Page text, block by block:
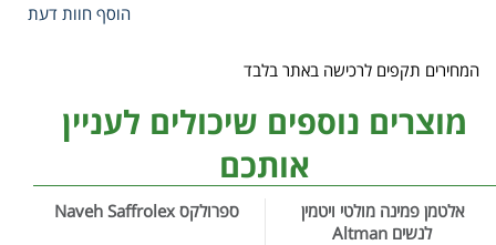
הוסף חוות דעת
המחירים תקפים לרכישה באתר בלבד
מוצרים נוספים שיכולים לעניין
אותכם
אלטמן פמינה מולטי ויטמין
לנשים Altman
ספרולקס Naveh Saffrolex